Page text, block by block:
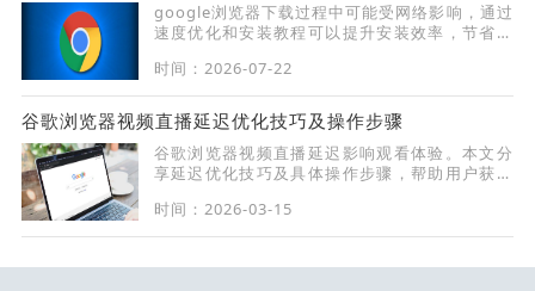
google浏览器下载过程中可能受网络影响，通过
速度优化和安装教程可以提升安装效率，节省操
时间：2026-07-22
谷歌浏览器视频直播延迟优化技巧及操作步骤
谷歌浏览器视频直播延迟影响观看体验。本文分
享延迟优化技巧及具体操作步骤，帮助用户获得
时间：2026-03-15